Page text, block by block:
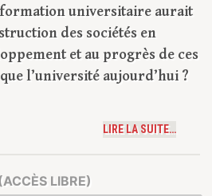
universitaire aurait
des sociétés en
et au progrès de ces
l’université aujourd’hui ?
LIRE LA SUITE…
LIBRE)